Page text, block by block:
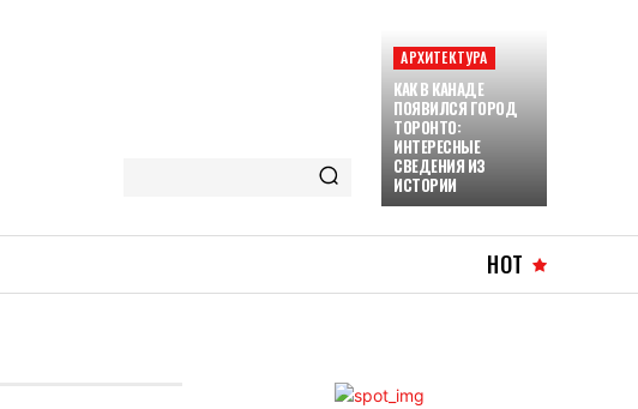
АРХИТЕКТУРА
КАК В КАНАДЕ
ПОЯВИЛСЯ ГОРОД
ТОРОНТО:
ИНТЕРЕСНЫЕ
СВЕДЕНИЯ ИЗ
ИСТОРИИ
HOT